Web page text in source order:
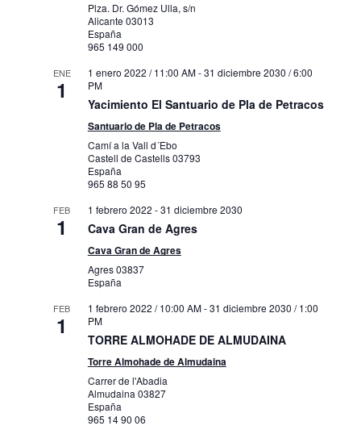
Plza. Dr. Gómez Ulla, s/n
Alicante 03013
España
965 149 000
ENE
1
1 enero 2022 / 11:00 AM-31 diciembre 2030 / 6:00
PM
Yacimiento El Santuario de Pla de Petracos
Santuario de Pla de Petracos
Camí a la Vall d´Ebo
Castell de Castells03793
España
965 88 50 95
FEB
1
1 febrero 2022 -31 diciembre 2030
Cava Gran de Agres
Cava Gran de Agres
Agres03837
España
FEB
1
1 febrero 2022 / 10:00 AM-31 diciembre 2030 / 1:00
PM
TORRE ALMOHADE DE ALMUDAINA
Torre Almohade de Almudaina
Carrer de l'Abadia
Almudaina 03827
España
965 14 90 06